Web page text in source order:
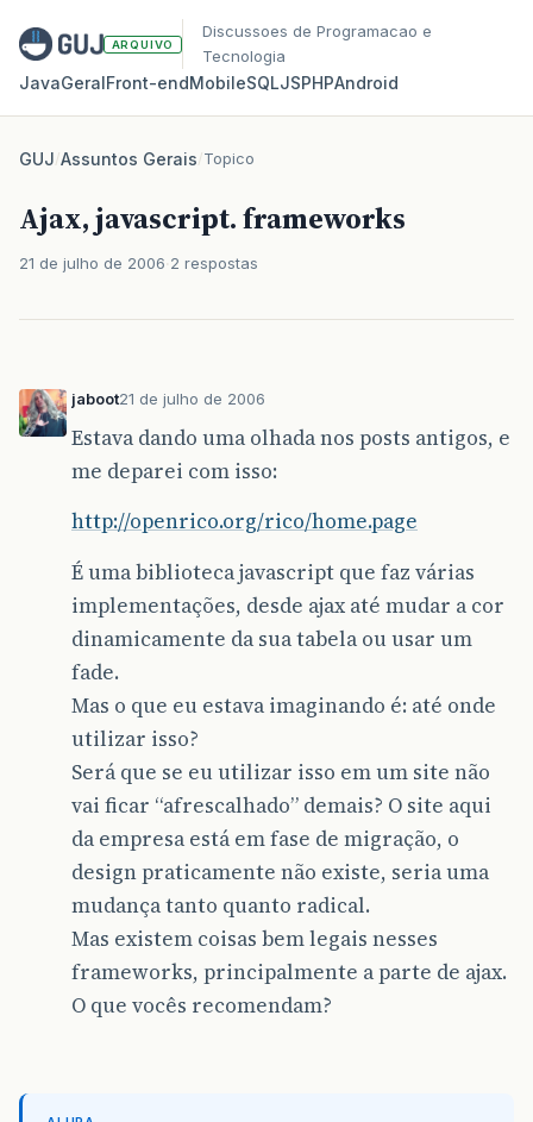
ARQUIVO
Discussoes de Programacao e
Tecnologia
JavaGeralFront‑endMobileSQLJSPHPAndroid
GUJ/Assuntos Gerais/Topico
Ajax, javascript. frameworks
21 de julho de 2006 2 respostas
jaboot21 de julho de 2006
Estava dando uma olhada nos posts antigos, e
me deparei com isso:
http://openrico.org/rico/home.page
É uma biblioteca javascript que faz várias
implementações, desde ajax até mudar a cor
dinamicamente da sua tabela ou usar um
fade.
Mas o que eu estava imaginando é: até onde
utilizar isso?
Será que se eu utilizar isso em um site não
vai ficar “afrescalhado” demais? O site aqui
da empresa está em fase de migração, o
design praticamente não existe, seria uma
mudança tanto quanto radical.
Mas existem coisas bem legais nesses
frameworks, principalmente a parte de ajax.
O que vocês recomendam?